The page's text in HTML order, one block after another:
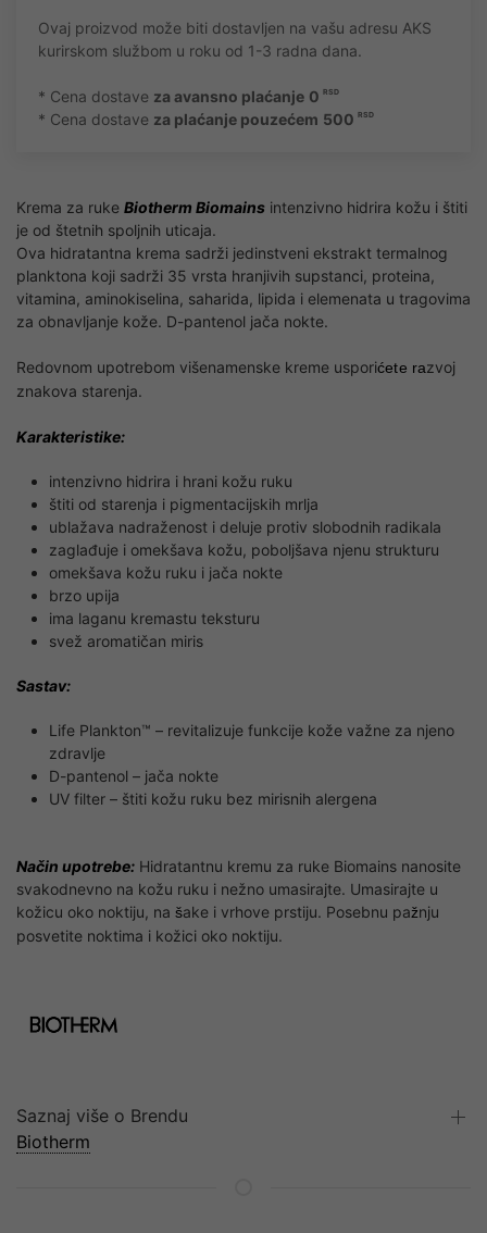
Ovaj proizvod može biti dostavljen na vašu adresu AKS
kurirskom službom u roku od 1-3 radna dana.
* Cena dostave za avansno plaćanje 0 RSD
* Cena dostave za plaćanje pouzećem 500 RSD
Krema za ruke Biotherm Biomains intenzivno hidrira kožu i štiti
je od štetnih spoljnih uticaja.
Ova hidratantna krema sadrži jedinstveni ekstrakt termalnog
planktona koji sadrži 35 vrsta hranjivih supstanci, proteina,
vitamina, aminokiselina, saharida, lipida i elemenata u tragovima
za obnavljanje kože. D-pantenol jača nokte.
Redovnom upotrebom višenamenske kreme usporićete razvoj
znakova starenja.
Karakteristike:
intenzivno hidrira i hrani kožu ruku
štiti od starenja i pigmentacijskih mrlja
ublažava nadraženost i deluje protiv slobodnih radikala
zaglađuje i omekšava kožu, poboljšava njenu strukturu
omekšava kožu ruku i jača nokte
brzo upija
ima laganu kremastu teksturu
svež aromatičan miris
Sastav:
Life Plankton™ – revitalizuje funkcije kože važne za njeno
zdravlje
D-pantenol – jača nokte
UV filter – štiti kožu ruku bez mirisnih alergena
Način upotrebe: Hidratantnu kremu za ruke Biomains nanosite
svakodnevno na kožu ruku i nežno umasirajte. Umasirajte u
kožicu oko noktiju, na šake i vrhove prstiju. Posebnu pažnju
posvetite noktima i kožici oko noktiju.
Saznaj više o Brendu
Biotherm